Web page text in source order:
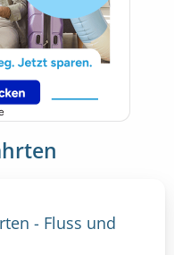
- Fluss und